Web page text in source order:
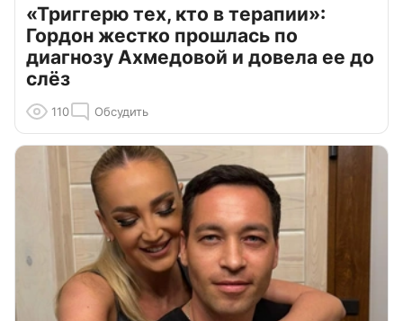
«Триггерю тех, кто в терапии»:
Гордон жестко прошлась по
диагнозу Ахмедовой и довела ее до
слёз
110 Обсудить